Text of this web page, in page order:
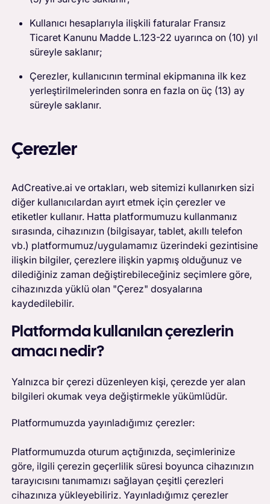
Kullanıcı hesaplarıyla ilişkili faturalar Fransız
Ticaret Kanunu Madde L.123-22 uyarınca on (10) yıl
süreyle saklanır;
Çerezler, kullanıcının terminal ekipmanına ilk kez
yerleştirilmelerinden sonra en fazla on üç (13) ay
süreyle saklanır.
Çerezler
AdCreative.ai ve ortakları, web sitemizi kullanırken sizi
diğer kullanıcılardan ayırt etmek için çerezler ve
etiketler kullanır. Hatta platformumuzu kullanmanız
sırasında, cihazınızın (bilgisayar, tablet, akıllı telefon
vb.) platformumuz/uygulamamız üzerindeki gezintisine
ilişkin bilgiler, çerezlere ilişkin yapmış olduğunuz ve
dilediğiniz zaman değiştirebileceğiniz seçimlere göre,
cihazınızda yüklü olan "Çerez" dosyalarına
kaydedilebilir.
Platformda kullanılan çerezlerin
amacı nedir?
Yalnızca bir çerezi düzenleyen kişi, çerezde yer alan
bilgileri okumak veya değiştirmekle yükümlüdür.
Platformumuzda yayınladığımız çerezler:
Platformumuzda oturum açtığınızda, seçimlerinize
göre, ilgili çerezin geçerlilik süresi boyunca cihazınızın
tarayıcısını tanımamızı sağlayan çeşitli çerezleri
cihazınıza yükleyebiliriz. Yayınladığımız çerezler